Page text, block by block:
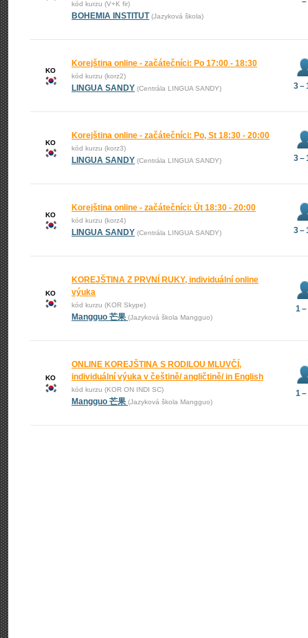
kód kurzu (V+K fir)
BOHEMIA INSTITUT (Jazyková škola)
KO
Korejština online - začátečníci: Po 17:00 - 18:30
kód kurzu (korz2)
LINGUA SANDY (Centrála LINGUA SANDY) 3 –
KO
Korejština online - začátečníci: Po, St 18:30 - 20:00
kód kurzu (korz3)
LINGUA SANDY (Centrála LINGUA SANDY) 3 –
KO
Korejština online - začátečníci: Út 18:30 - 20:00
kód kurzu (korz4)
LINGUA SANDY (Centrála LINGUA SANDY) 3 –
KO
KOREJŠTINA Z PRVNÍ RUKY, individuální online
výuka
kód kurzu (KOR Skype)
Mangguo 芒果 (Jazyková škola Mangguo)
1
KO
ONLINE KOREJŠTINA S RODILOU MLUVČÍ,
individuální výuka v češtině/ angličtině/ in English
kód kurzu (KOR ON INDI SC)
Mangguo 芒果 (Jazyková škola Mangguo)
1